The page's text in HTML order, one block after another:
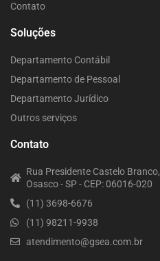
Contato
Soluções
Departamento Contábil
Departamento de Pessoal
Departamento Jurídico
Outros serviços
Contato
Rua Presidente Castelo
Osasco - SP - CEP: 06016-020
(11) 3698-6676
(11) 98211-9938
atendimento@gsea.com.br